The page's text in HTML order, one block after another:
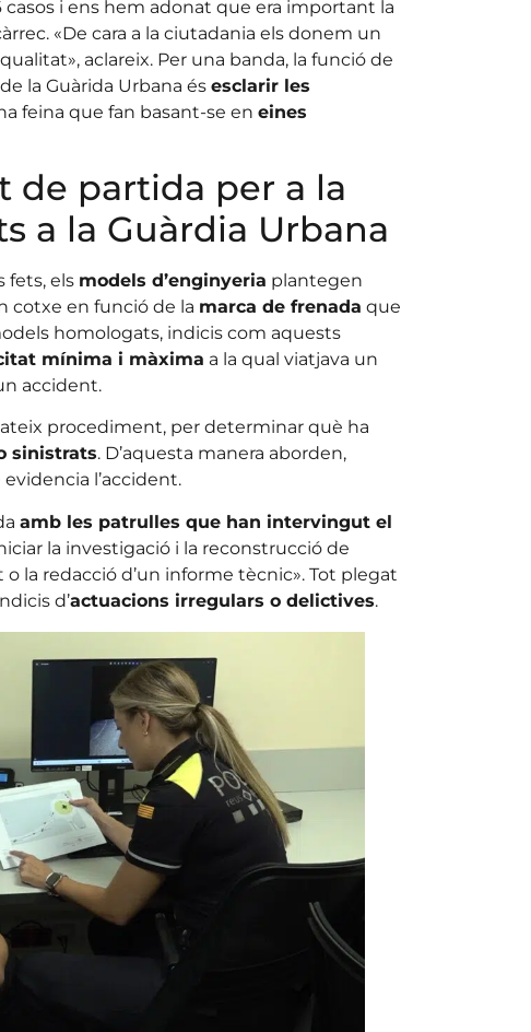
casos i ens hem adonat que era important la
«De cara a la ciutadania els donem un
aclareix. Per una banda, la funció de
la Guàrida Urbana és esclarir les
feina que fan basant-se en eines
de partida per a la
a la Guàrdia Urbana
fets, els models d’enginyeria plantegen
cotxe en funció de la marca de frenada que
homologats, indicis com aquests
mínima i màxima a la qual viatjava un
accident.
procediment, per determinar què ha
sinistrats. D’aquesta manera aborden,
l’accident.
amb les patrulles que han intervingut el
la investigació i la reconstrucció de
la redacció d’un informe tècnic». Tot plegat
d’actuacions irregulars o delictives.